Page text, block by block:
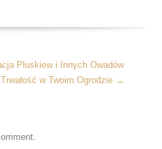
Pluskiew i Innych Owadów
w Twoim Ogrodzie →